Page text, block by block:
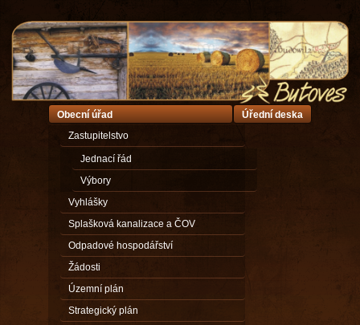
Obecní úřad
Zastupitelstvo
Jednací řád
Výbory
Vyhlášky
Splašková kanalizace a ČOV
Odpadové hospodářství
Žádosti
Územní plán
Strategický plán
Úřední deska